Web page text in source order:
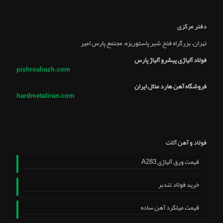
دفتر مرکزی
تهران، بزرگراه فتح, شير پاستوريزه، مجتمع پارس امير
فولاد آلیاژی پیشرو آلیاژ پارس
pishroaliazh.com
فروشگاه آهن هارد متال ایران
hardmetaliran.com
فولاد و آهن آلات
قیمت ورق آلیاژی A283
خرید فولاد تندبر
قیمت میلگرد آهن ساده